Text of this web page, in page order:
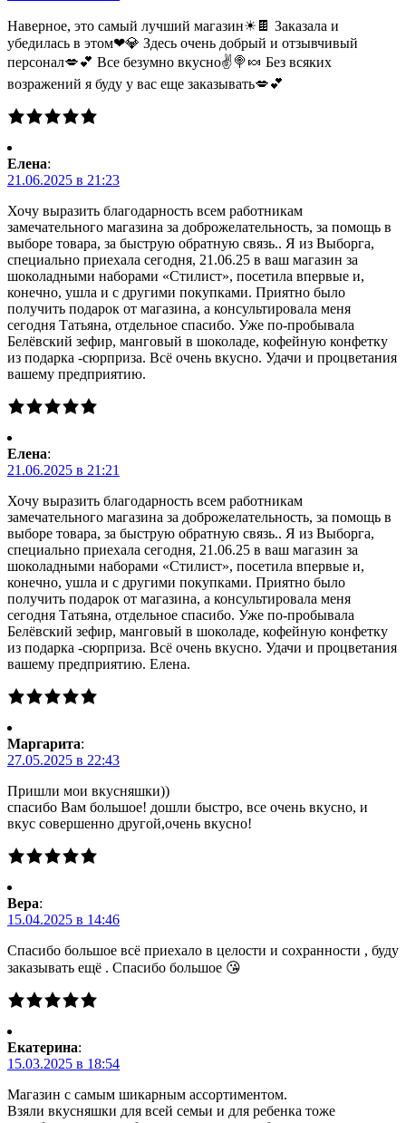
Наверное, это самый лучший магазин☀🍫 Заказала и
убедилась в этом❤💎 Здесь очень добрый и отзывчивый
персонал💋💕 Все безумно вкусно✌🍭🍬 Без всяких
возражений я буду у вас еще заказывать💋💕
Елена:
21.06.2025 в 21:23
Хочу выразить благодарность всем работникам
замечательного магазина за доброжелательность, за помощь в
выборе товара, за быструю обратную связь.. Я из Выборга,
специально приехала сегодня, 21.06.25 в ваш магазин за
шоколадными наборами «Стилист», посетила впервые и,
конечно, ушла и с другими покупками. Приятно было
получить подарок от магазина, а консультировала меня
сегодня Татьяна, отдельное спасибо. Уже по-пробывала
Белёвский зефир, манговый в шоколаде, кофейную конфетку
из подарка -сюрприза. Всё очень вкусно. Удачи и процветания
вашему предприятию.
Елена:
21.06.2025 в 21:21
Хочу выразить благодарность всем работникам
замечательного магазина за доброжелательность, за помощь в
выборе товара, за быструю обратную связь.. Я из Выборга,
специально приехала сегодня, 21.06.25 в ваш магазин за
шоколадными наборами «Стилист», посетила впервые и,
конечно, ушла и с другими покупками. Приятно было
получить подарок от магазина, а консультировала меня
сегодня Татьяна, отдельное спасибо. Уже по-пробывала
Белёвский зефир, манговый в шоколаде, кофейную конфетку
из подарка -сюрприза. Всё очень вкусно. Удачи и процветания
вашему предприятию. Елена.
Маргарита:
27.05.2025 в 22:43
Пришли мои вкусняшки))
спасибо Вам большое! дошли быстро, все очень вкусно, и
вкус совершенно другой,очень вкусно!
Вера:
15.04.2025 в 14:46
Спасибо большое всё приехало в целости и сохранности , буду
заказывать ещё . Спасибо большое 😘
Екатерина:
15.03.2025 в 18:54
Магазин с самым шикарным ассортиментом.
Взяли вкусняшки для всей семьи и для ребенка тоже